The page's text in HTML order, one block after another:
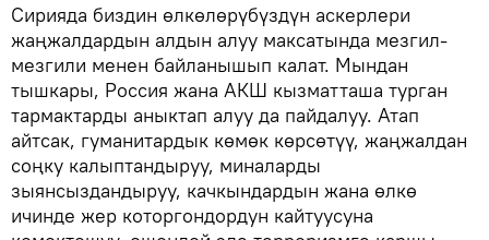
Сирияда биздин өлкөлөрүбүздүн аскерлери
жаңжалдардын алдын алуу максатында мезгил-
мезгили менен байланышып калат. Мындан
тышкары, Россия жана АКШ кызматташа турган
тармактарды аныктап алуу да пайдалуу. Атап
айтсак, гуманитардык көмөк көрсөтүү, жаңжалдан
соңку калыптандыруу, миналарды
зыянсыздандыруу, качкындардын жана өлкө
ичинде жер которгондордун кайтуусуна